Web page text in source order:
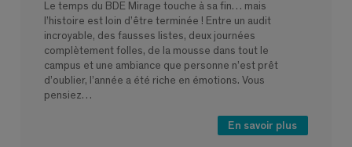
Le temps du BDE Mirage touche à sa fin… mais
l’histoire est loin d’être terminée ! Entre un audit
incroyable, des fausses listes, deux journées
complètement folles, de la mousse dans tout le
campus et une ambiance que personne n’est prêt
d’oublier, l’année a été riche en émotions. Vous
pensiez…
En savoir plus